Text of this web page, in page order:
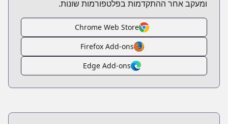
ומעקב אחר ההתקדמות בפלטפורמות שונות.
Chrome Web Store
Firefox Add-ons
Edge Add-ons